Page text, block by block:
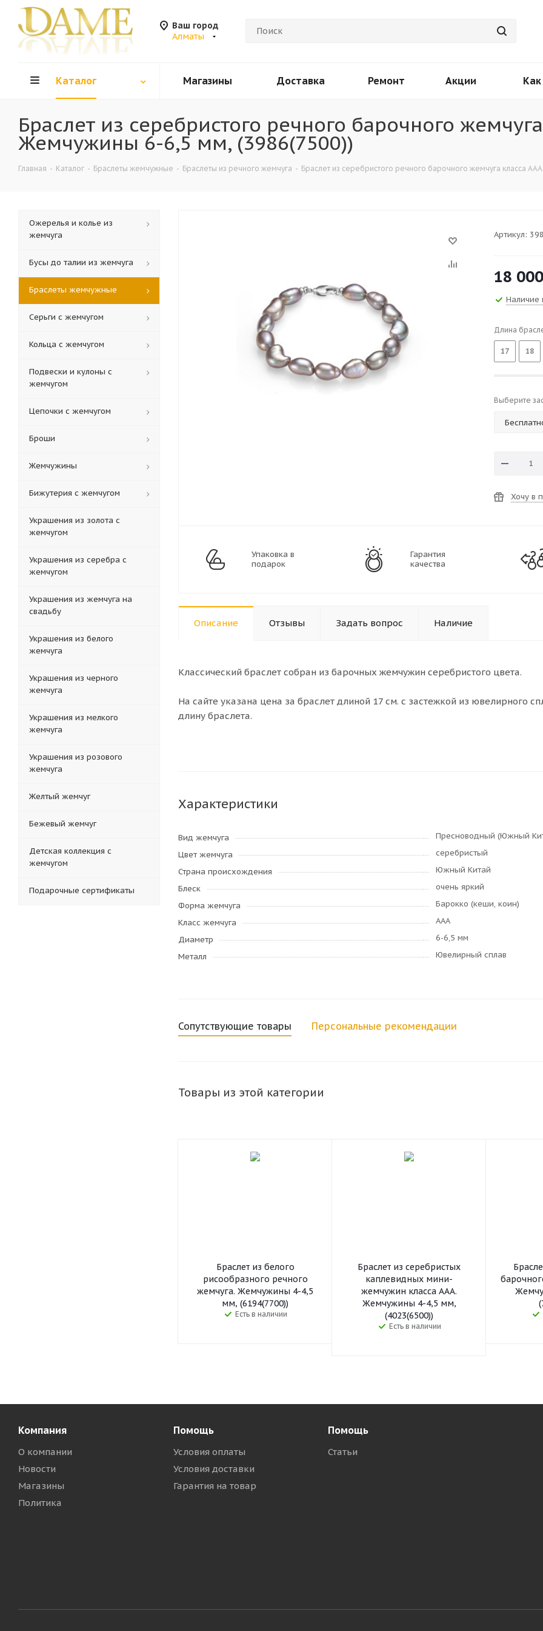
Ваш город
Алматы
Каталог Магазины Доставка Ремонт Акции Как
Браслет из серебристого речного барочного
Жемчужины 6-6,5 мм, (3986(7500))
Главная - Каталог - Браслеты жемчужные - Браслеты из речного жемчуга - Браслет из серебристого речного барочного жемчуга класса
Артикул:
18 000
Наличие
Длина
17 18
Выберите
Хочу в
Упаковка в
подарок
Гарантия
качества
Описание Отзывы Задать вопрос Наличие
Классический браслет собран из барочных жемчужин серебристого цвета.
На сайте указана цена за браслет длиной 17 см. с застежкой из ювелирного
длину браслета.
Характеристики
Вид жемчуга
Пресноводный (Южный
Цвет жемчуга
серебристый
Страна происхождения
Южный Китай
Блеск
очень яркий
Форма жемчуга
Барокко (кеши, коин)
Класс жемчуга
AAA
Диаметр
6-6,5 мм
Металл
Ювелирный сплав
Сопутствующие товары Персональные рекомендации
Товары из этой категории
Браслет из белого
рисообразного речного
жемчуга. Жемчужины 4-4,5
мм, (6194(7700))
Есть в наличии
Браслет из серебристых
каплевидных мини-
жемчужин класса ААА.
Жемчужины 4-4,5 мм,
(4023(6500))
Есть в наличии
Ожерелья и колье из
жемчуга
Бусы до талии из жемчуга
Браслеты жемчужные
Серьги с жемчугом
Кольца c жемчугом
Подвески и кулоны с
жемчугом
Цепочки с жемчугом
Броши
Жемчужины
Бижутерия с жемчугом
Украшения из золота с
жемчугом
Украшения из серебра с
жемчугом
Украшения из жемчуга на
свадьбу
Украшения из белого
жемчуга
Украшения из черного
жемчуга
Украшения из мелкого
жемчуга
Украшения из розового
жемчуга
Желтый жемчуг
Бежевый жемчуг
Детская коллекция с
жемчугом
Подарочные сертификаты
Компания
О компании
Новости
Магазины
Политика
Помощь
Условия оплаты
Условия доставки
Гарантия на товар
Помощь
Статьи